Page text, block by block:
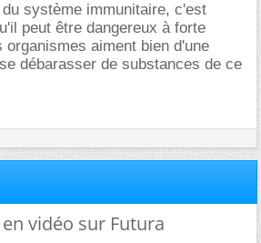
système immunitaire, c'est
peut être dangereux à forte
organismes aiment bien d'une
débarasser de substances de ce
vidéo sur Futura